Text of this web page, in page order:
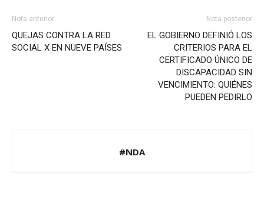
Nota anterior
QUEJAS CONTRA LA RED
SOCIAL X EN NUEVE PAÍSES
Nota posterior
EL GOBIERNO DEFINIÓ LOS
CRITERIOS PARA EL
CERTIFICADO ÚNICO DE
DISCAPACIDAD SIN
VENCIMIENTO: QUIÉNES
PUEDEN PEDIRLO
#NDA